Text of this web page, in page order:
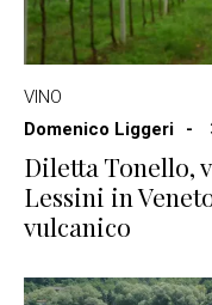
VINO
Domenico Liggeri
Diletta Tonello,
Lessini in
vulcanico